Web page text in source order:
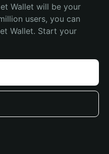
Wallet will be your
users, you can
Wallet. Start your